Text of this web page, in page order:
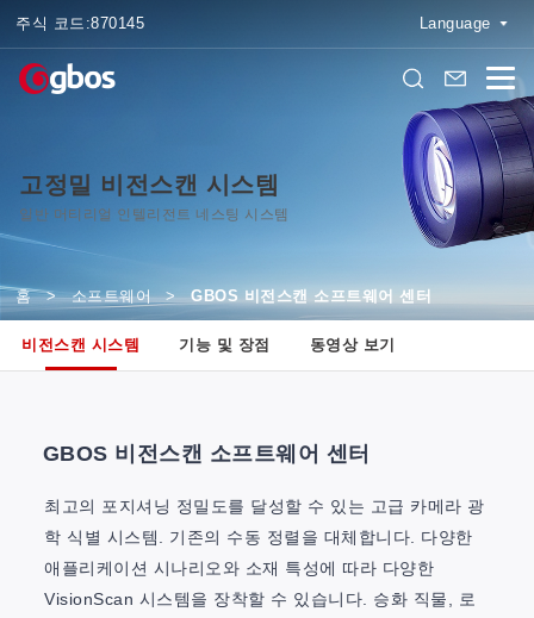
주식 코드:870145 Language
고정밀 비전스캔 시스템
일반 머티리얼 인텔리전트 네스팅 시스템
홈 > 소프트웨어 > GBOS 비전스캔 소프트웨어 센터
비전스캔 시스템 기능 및 장점 동영상 보기
GBOS 비전스캔 소프트웨어 센터
최고의 포지셔닝 정밀도를 달성할 수 있는 고급 카메라 광
학 식별 시스템. 기존의 수동 정렬을 대체합니다. 다양한
애플리케이션 시나리오와 소재 특성에 따라 다양한
VisionScan 시스템을 장착할 수 있습니다. 승화 직물, 로